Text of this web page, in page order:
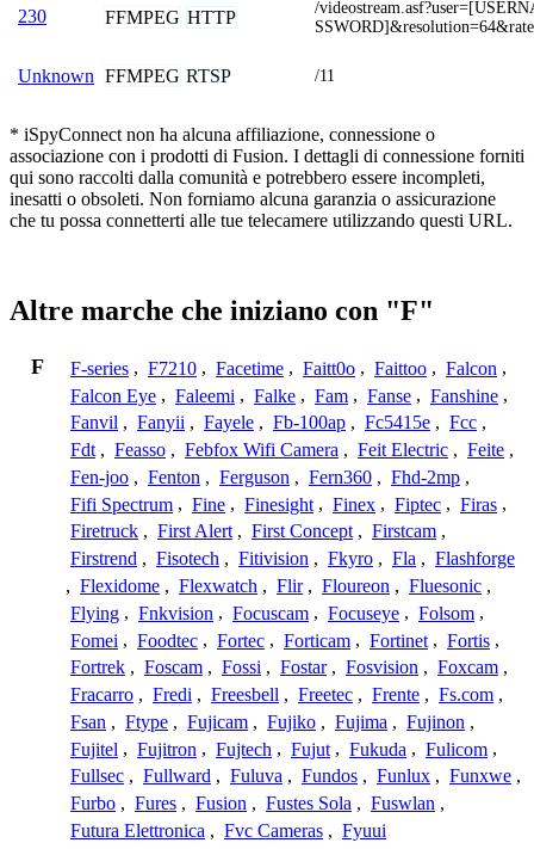
230 FFMPEG HTTP
/
Unknown FFMPEG RTSP /11
* iSpyConnect non ha alcuna affiliazione, connessione o
associazione con i prodotti di Fusion. I dettagli di connessione forniti
qui sono raccolti dalla comunità e potrebbero essere incompleti,
inesatti o obsoleti. Non forniamo alcuna garanzia o assicurazione
che tu possa connetterti alle tue telecamere utilizzando questi URL.
Altre marche che iniziano con "F"
F F-series , F7210 , Facetime , Faitt0o , Faittoo , Falcon ,
Falcon Eye , Faleemi , Falke , Fam , Fanse , Fanshine ,
Fanvil , Fanyii , Fayele , Fb-100ap , Fc5415e , Fcc ,
Fdt , Feasso , Febfox Wifi Camera , Feit Electric , Feite ,
Fen-joo , Fenton , Ferguson , Fern360 , Fhd-2mp ,
Fifi Spectrum , Fine , Finesight , Finex , Fiptec , Firas ,
Firetruck , First Alert , First Concept , Firstcam ,
Firstrend , Fisotech , Fitivision , Fkyro , Fla , Flashforge
, Flexidome , Flexwatch , Flir , Floureon , Fluesonic ,
Flying , Fnkvision , Focuscam , Focuseye , Folsom ,
Fomei , Foodtec , Fortec , Forticam , Fortinet , Fortis ,
Fortrek , Foscam , Fossi , Fostar , Fosvision , Foxcam ,
Fracarro , Fredi , Freesbell , Freetec , Frente , Fs.com ,
Fsan , Ftype , Fujicam , Fujiko , Fujima , Fujinon ,
Fujitel , Fujitron , Fujtech , Fujut , Fukuda , Fulicom ,
Fullsec , Fullward , Fuluva , Fundos , Funlux , Funxwe ,
Furbo , Fures , Fusion , Fustes Sola , Fuswlan ,
Futura Elettronica , Fvc Cameras , Fyuui